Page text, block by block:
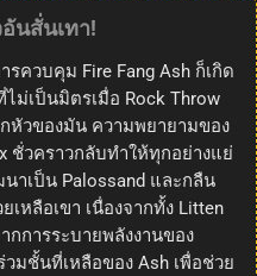
นสั่นเทา!
ควบคุม Fire Fang Ash ก็เกิด
ไม่เป็นมิตรเมื่อ Rock Throw
หัวของมัน ความพยายามของ
ชั่วคราวกลับทำให้ทุกอย่างแย่
าเป็น Palossand และกลืน
หลือเขา เนื่องจากทั้ง Litten
กการระบายพลังงานของ
มชั้นที่เหลือของ Ash เพื่อช่วย